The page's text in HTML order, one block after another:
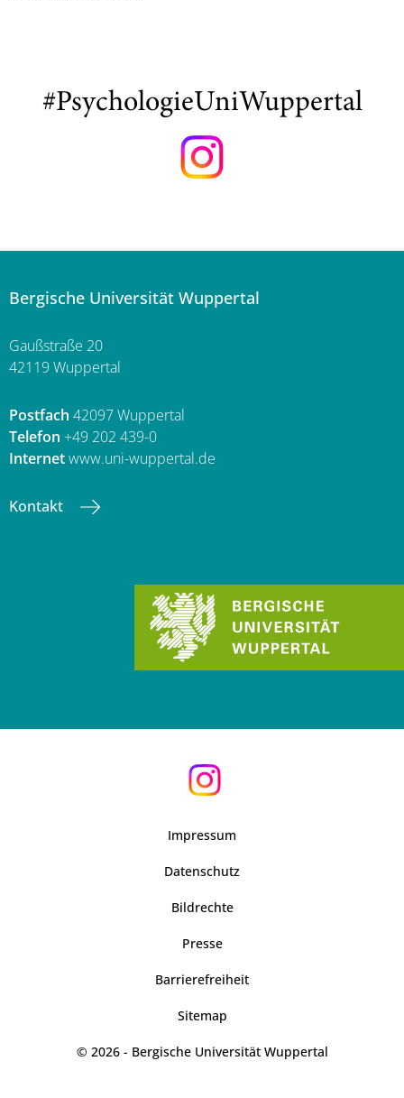
#PsychologieUniWuppertal
Bergische Universität Wuppertal
Gaußstraße 20
42119 Wuppertal
Postfach 42097 Wuppertal
Telefon +49 202 439-0
Internetwww.uni-wuppertal.de
Kontakt
Impressum
Datenschutz
Bildrechte
Presse
Barrierefreiheit
Sitemap
© 2026 - Bergische Universität Wuppertal